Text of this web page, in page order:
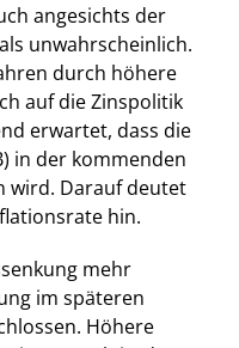
angesichts der
unwahrscheinlich.
durch höhere
auf die Zinspolitik
erwartet, dass die
in der kommenden
wird. Darauf deutet
hin.
mehr
im späteren
Höhere